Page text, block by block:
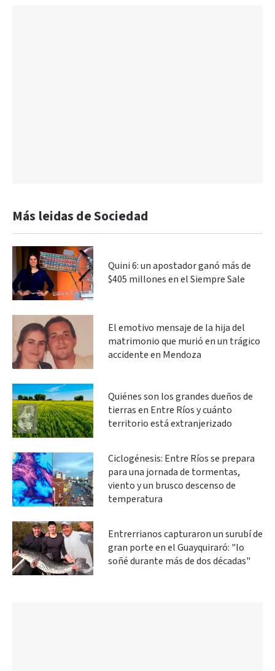
Más leidas de Sociedad
Quini 6: un apostador ganó más de
$405 millones en el Siempre Sale
El emotivo mensaje de la hija del
matrimonio que murió en un trágico
accidente en Mendoza
Quiénes son los grandes dueños de
tierras en Entre Ríos y cuánto
territorio está extranjerizado
Ciclogénesis: Entre Ríos se prepara
para una jornada de tormentas,
viento y un brusco descenso de
temperatura
Entrerrianos capturaron un surubí de
gran porte en el Guayquiraró: "lo
soñé durante más de dos décadas"